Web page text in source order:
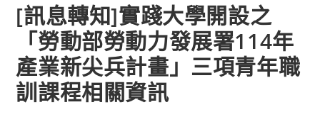
[訊息轉知]實踐大學開設之
「勞動部勞動力發展署114年
產業新尖兵計畫」三項青年職
訓課程相關資訊